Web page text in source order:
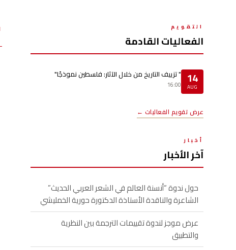
التقويم
الفعاليات القادمة
14
AUG
" تزييف التاريخ من خلال الآثار: فلسطين نموذجًا"
16:00
عرض تقويم الفعاليات ←
أخبار
آخر الأخبار
حول ندوة “أنسنة العالم في الشعر العربي الحديث”
الشاعرة والناقدة الأستاذة الدكتورة حورية الخمليشي
عرض موجز لندوة تقييمات الترجمة بين النظرية
والتطبيق